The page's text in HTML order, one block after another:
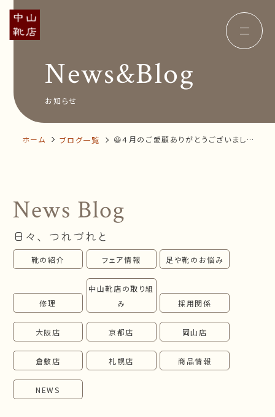
Concept コンセプト
Insole オーダー中敷き
News&Blog
Company 会社概要
オンラインショップ
お問い合わせ
News&Blog
お知らせ
ホーム ブログ一覧
😃４月のご愛顧ありがとうございました！
News Blog
日々、つれづれと
靴の紹介 フェア情報 足や靴のお悩み
修理
中山靴店の取り組
み
採用関係
大阪店 京都店 岡山店
倉敷店 札幌店 商品情報
NEWS